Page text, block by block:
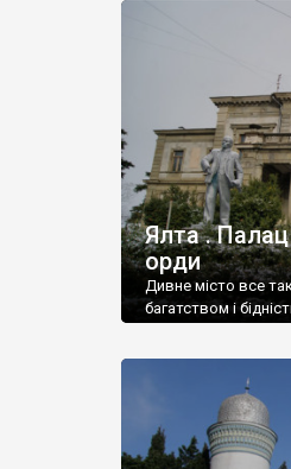
Ялта .
орди
Дивне місто все
багатством і